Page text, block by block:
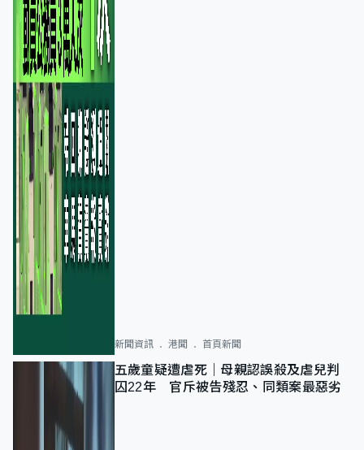
新聞資訊 港聞 首頁新聞
五歲童疑遭虐死｜母親認誤殺及虐兒判
囚22年 官斥被告殘忍、同類案最惡劣